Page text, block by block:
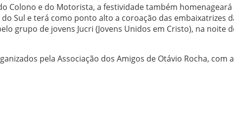
Colono e do Motorista, a festividade também homenageará
Sul e terá como ponto alto a coroação das embaixatrizes
grupo de jovens Jucri (Jovens Unidos em Cristo), na noite
pela Associação dos Amigos de Otávio Rocha, com